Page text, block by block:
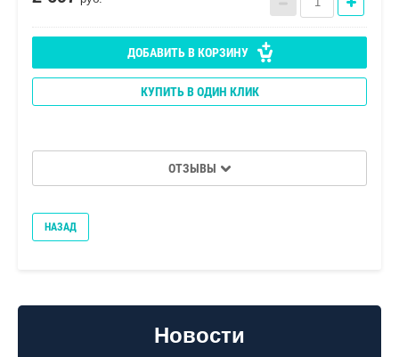
Новости
ДОБАВИТЬ В КОРЗИНУ
КУПИТЬ В ОДИН КЛИК
ОТЗЫВЫ
НАЗАД